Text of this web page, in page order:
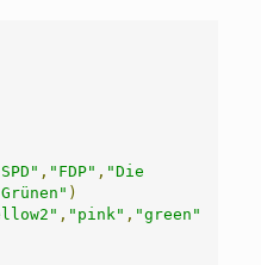
, "FDP" , "Die
)
, "pink" , "green"